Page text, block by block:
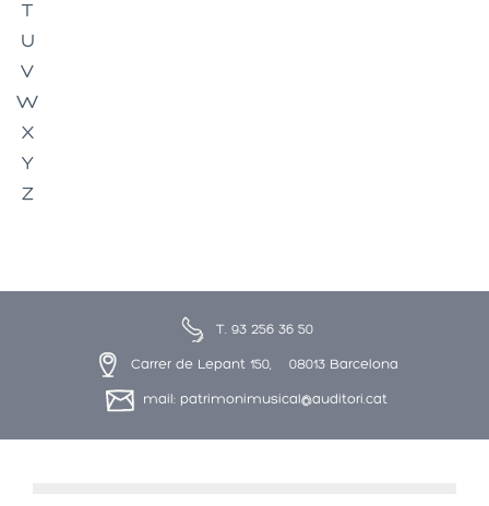
T
U
V
W
X
Y
Z
T. 93 256 36 50
Carrer de Lepant 150, 08013 Barcelona
mail: patrimonimusical@auditori.cat